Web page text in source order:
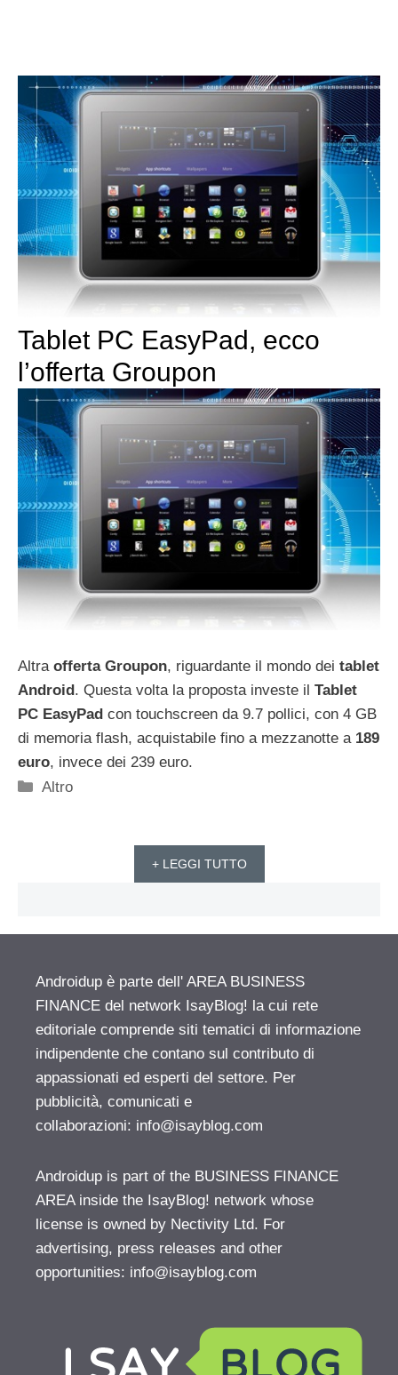
Tablet PC EasyPad, ecco
l’offerta Groupon
Altra offerta Groupon, riguardante il mondo dei tablet
Android. Questa volta la proposta investe il Tablet
PC EasyPad con touchscreen da 9.7 pollici, con 4 GB
di memoria flash, acquistabile fino a mezzanotte a 189
euro, invece dei 239 euro.
Categorie
Altro
+ LEGGI TUTTO
Androidup è parte dell' AREA BUSINESS
FINANCE del network IsayBlog! la cui rete
editoriale comprende siti tematici di informazione
indipendente che contano sul contributo di
appassionati ed esperti del settore. Per
pubblicità, comunicati e
collaborazioni: info@isayblog.com
Androidup is part of the BUSINESS FINANCE
AREA inside the IsayBlog! network whose
license is owned by Nectivity Ltd. For
advertising, press releases and other
opportunities: info@isayblog.com